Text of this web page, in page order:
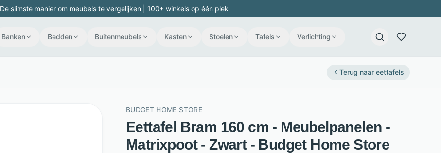
De slimste manier om meubels te vergelijken | 100+ winkels op één plek
Banken Bedden Buitenmeubels Kasten Stoelen Tafels Verlichting
Terug naar eettafels
BUDGET HOME STORE
Eettafel Bram 160 cm - Meubelpanelen -
Matrixpoot - Zwart - Budget Home Store